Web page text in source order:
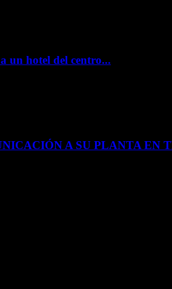
un hotel del centro...
A SU PLANTA EN